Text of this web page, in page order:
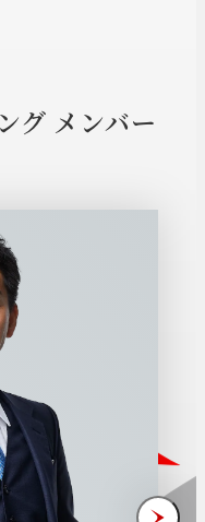
ング メ ンバー